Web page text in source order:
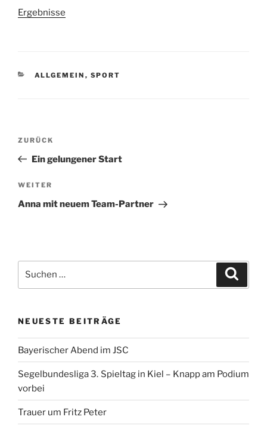
Ergebnisse
KATEGORIEN
ALLGEMEIN , SPORT
Beitragsnavigation
Vorheriger
Beitrag
ZURÜCK
Ein gelungener Start
Nächster
Beitrag
WEITER
Anna mit neuem Team-Partner
nach:
NEUESTE BEITRÄGE
Bayerischer Abend im JSC
Segelbundesliga 3. Spieltag in Kiel – Knapp am Podium
vorbei
Trauer um Fritz Peter